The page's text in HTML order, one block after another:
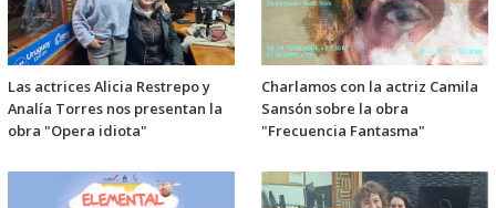
Las actrices Alicia Restrepo y
Analía Torres nos presentan la
obra "Opera idiota"
Charlamos con la actriz Camila
Sansón sobre la obra
"Frecuencia Fantasma"